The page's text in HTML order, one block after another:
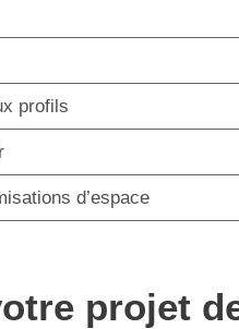
profils
d’espace
projet